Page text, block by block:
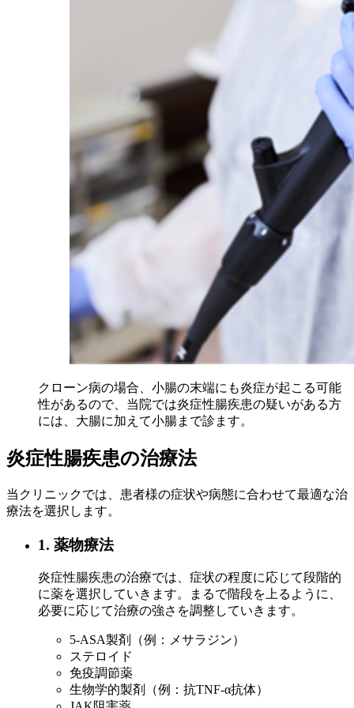
クローン病の場合、小腸の末端にも炎症が起こる可能
性があるので、当院では炎症性腸疾患の疑いがある方
には、大腸に加えて小腸まで診ます。
炎症性腸疾患の治療法
当クリニックでは、患者様の症状や病態に合わせて最適な治
療法を選択します。
1. 薬物療法
炎症性腸疾患の治療では、症状の程度に応じて段階的
に薬を選択していきます。まるで階段を上るように、
必要に応じて治療の強さを調整していきます。
5-ASA製剤（例：メサラジン）
ステロイド
免疫調節薬
生物学的製剤（例：抗TNF-α抗体）